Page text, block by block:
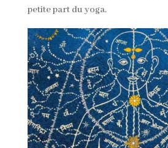
petite part du yoga.